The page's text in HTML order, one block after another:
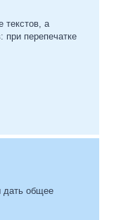
текстов, а
при перепечатке
дать общее